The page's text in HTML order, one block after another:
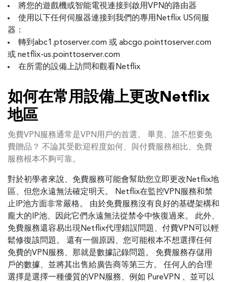
將您的遊戲機或智能電視連接到啟用VPN的路由器
使用以下任何伺服器連接到我們的專用Netflix US伺服
器：
轉到abc1.ptoserver.com 或 abcgo.pointtoserver.com
或 netflix-us.pointtoserver.com
在所需的設備上訪問和觀看Netflix
如何在常用設備上更改Netflix
地區
免費VPN服務通常是VPN用戶的首選。 畢竟、誰不想要免
費贈品？ 不論其受歡迎程度如何、與付費服務相比、免費
服務根本不夠可靠。
對於初學者來說、免費服務可能會幫助您立即更改Netflix地
區、但您永遠無法確定明天。 Netflix在監控VPN服務和禁
止IP池方面非常嚴格。 由於免費服務沒有良好的基礎架構和
龐大的IP池、因此它們永遠無法從禁令中恢復過來。 此外、
免費服務還容易出現Netflix代理錯誤問題、付費VPN可以輕
鬆修復該問題。 還有一個原因、您可能根本不想選擇任何
免費的VPN服務、那就是數據記錄問題。 免費服務存儲用
戶的數據、並將其出售給廣告商等第三方。 任何人的合理
選擇是選擇一種優質的VPN服務、例如 PureVPN 、並可以